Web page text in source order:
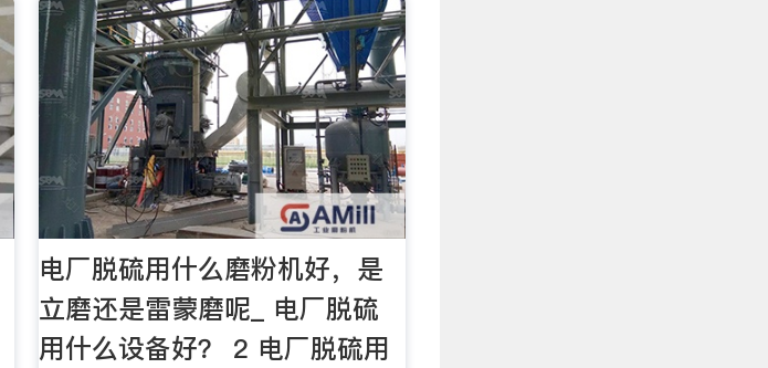
电厂脱硫用什么磨粉机好，是
立磨还是雷蒙磨呢_ 电厂脱硫
用什么设备好？ 2 电厂脱硫用